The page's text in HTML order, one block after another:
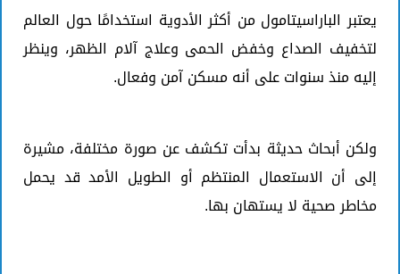
يعتبر الباراسيتامول من أكثر الأدوية استخدامًا حول العالم
لتخفيف الصداع وخفض الحمى وعلاج آلام الظهر، وينظر
إليه منذ سنوات على أنه مسكن آمن وفعال.
ولكن أبحاث حديثة بدأت تكشف عن صورة مختلفة، مشيرة
إلى أن الاستعمال المنتظم أو الطويل الأمد قد يحمل
مخاطر صحية لا يستهان بها.